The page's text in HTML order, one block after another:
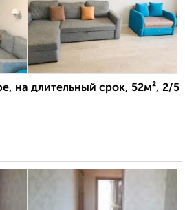
на длительный срок, 52м², 2/5